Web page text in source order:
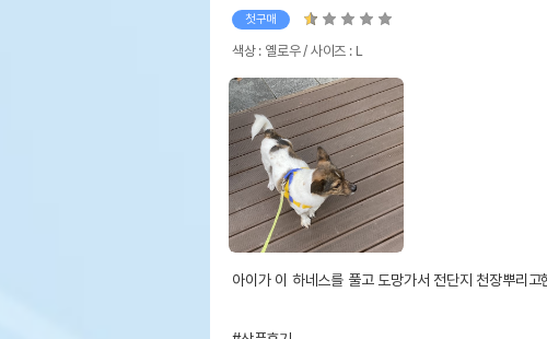
첫구매
색상 : 옐로우 / 사이즈 : L
아이가 이 하네스를 풀고 도망가서 전단지 천장뿌리